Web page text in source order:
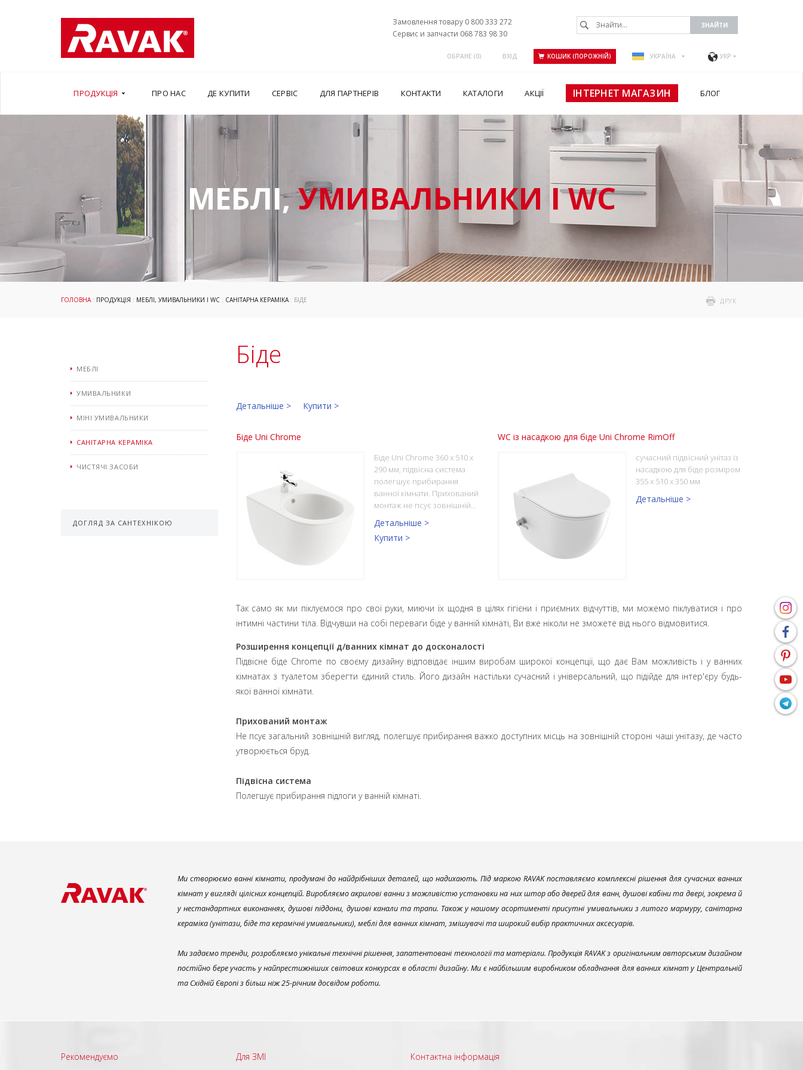
Замовлення товару 0 800 333 272
Сервис и запчасти 068 783 98 30
ОБРАНЕ (0) ВХІД КОШИК (ПОРОЖНІЙ) УКРАЇНА УКР
ПРОДУКЦІЯ ПРО НАС ДЕ КУПИТИ СЕРВІС ДЛЯ ПАРТНЕРІВ КОНТАКТИ КАТАЛОГИ АКЦІЇ ІНТЕРНЕТ МАГАЗИН БЛОГ
МЕБЛІ,УМИВАЛЬНИКИ І WC
ДРУК
ГОЛОВНА: ПРОДУКЦІЯ : МЕБЛІ, УМИВАЛЬНИКИ І WC : САНІТАРНА КЕРАМІКА: БІДЕ
МЕБЛІ
УМИВАЛЬНИКИ
МІНІ УМИВАЛЬНИКИ
САНІТАРНА КЕРАМІКА
ЧИСТЯЧІ ЗАСОБИ
ДОГЛЯД ЗА САНТЕХНІКОЮ
Біде
Детальніше > Купити >
Біде Uni Chrome
Біде Uni Chrome 360 х 510 х
290 мм, підвісна система
полегшує прибирання
ванної кімнати. Прихований
монтаж не псує зовнішній…
Детальніше >
Купити >
WC із насадкою для біде Uni Chrome RimOff
сучасний підвісний унітаз із
насадкою для біде розміром
355 x 510 x 350 мм
Детальніше >
Так само як ми піклуємося про свої руки, миючи їх щодня в цілях гігієни і приємних відчуттів, ми можемо піклуватися і про
інтимні частини тіла. Відчувши на собі переваги біде у ванній кімнаті, Ви вже ніколи не зможете від нього відмовитися.
Розширення концепції д/ванних кімнат до досконалості
Підвісне біде Chrome по своєму дизайну відповідає іншим виробам широкої концепції, що дає Вам можливість і у ванних
кімнатах з туалетом зберегти єдиний стиль. Його дизайн настільки сучасний і універсальний, що підійде для інтер'єру будь-
якої ванної кімнати.
Прихований монтаж
Не псує загальний зовнішній вигляд, полегшує прибирання важко доступних місць на зовнішній стороні чаші унітазу, де часто
утворюється бруд.
Підвісна система
Полегшує прибирання підлоги у ванній кімнаті.
Ми створюємо ванні кімнати, продумані до найдрібніших деталей, що надихають. Під маркою RAVAK поставляємо комплексні рішення для сучасних ванних
кімнат у вигляді цілісних концепцій. Виробляємо акрилові ванни з можливістю установки на них штор або дверей для ванн, душові кабіни та двері, зокрема й
у нестандартних виконаннях, душові піддони, душові канали та трапи. Також у нашому асортименті присутні умивальники з литого мармуру, санітарна
кераміка (унітази, біде та керамічні умивальники), меблі для ванних кімнат, змішувачі та широкий вибір практичних аксесуарів.
Ми задаємо тренди, розробляємо унікальні технічні рішення, запатентовані технології та матеріали. Продукція RAVAK з оригінальним авторським дизайном
постійно бере участь у найпрестижніших світових конкурсах в області дизайну. Ми є найбільшим виробником обладнання для ванних кімнат у Центральній
та Східній Європі з більш ніж 25-річним досвідом роботи.
Рекомендуємо Для ЗМІ Контактна інформація